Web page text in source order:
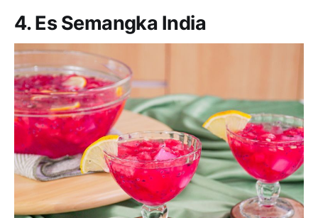
4. Es Semangka India